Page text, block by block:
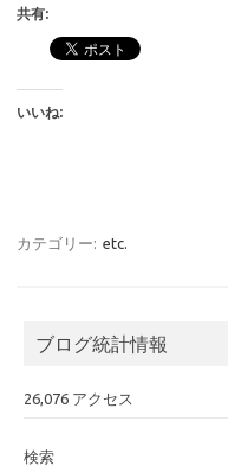
共有:
いいね:
カテゴリー: etc.
ブログ統計情報
26,076 アクセス
検索